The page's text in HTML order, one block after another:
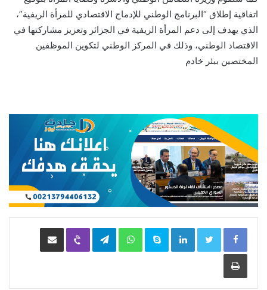
اتفاقية إطلاق “البرنامج الوطني للإدماج الاقتصادي للمرأة الريفية”،
الذي يهدف إلى دعم المرأة الريفية في الجزائر وتعزيز مشاركتها في
الاقتصاد الوطني، وذلك في المركز الوطني لتكوين الموظفين
المختصين ببئر خادم
LinkedIn
Skype
WhatsApp
Telegram
Viber مشاركة عبر البريد
طباعة